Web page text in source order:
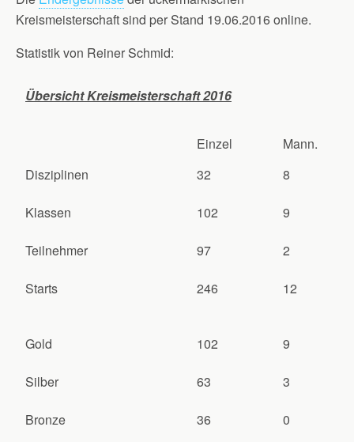
Kreismeisterschaft sind per Stand 19.06.2016 online.
Statistik von Reiner Schmid:
Übersicht Kreismeisterschaft 2016
Einzel
Mann.
Disziplinen
32 8
Klassen 102 9
Teilnehmer 97 2
Starts 246 12
Gold 102 9
Silber 63 3
Bronze 36 0